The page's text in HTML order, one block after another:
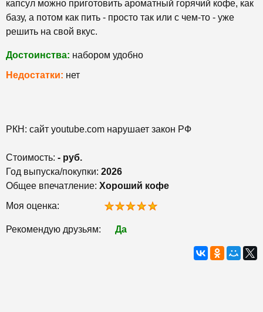
капсул можно приготовить ароматный горячий кофе, как
базу, а потом как пить - просто так или с чем-то - уже
решить на свой вкус.
Достоинства: набором удобно
Недостатки: нет
РКН: сайт youtube.com нарушает закон РФ
Стоимость: - руб.
Год выпуска/покупки: 2026
Общее впечатление: Хороший кофе
Моя оценка:
Рекомендую друзьям: Да